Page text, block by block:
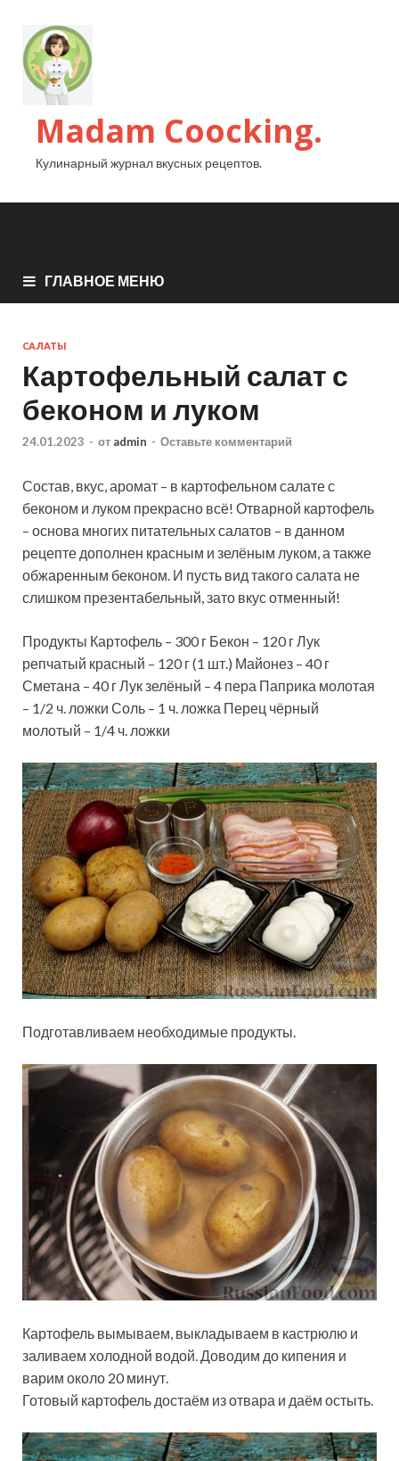
Madam Coocking.
Кулинарный журнал вкусных рецептов.
ГЛАВНОЕ МЕНЮ
САЛАТЫ
Картофельный салат с
беконом и луком
24.01.2023 - от admin - Оставьте комментарий
Состав, вкус, аромат – в картофельном салате с
беконом и луком прекрасно всё! Отварной картофель
– основа многих питательных салатов – в данном
рецепте дополнен красным и зелёным луком, а также
обжаренным беконом. И пусть вид такого салата не
слишком презентабельный, зато вкус отменный!
Продукты Картофель – 300 г Бекон – 120 г Лук
репчатый красный – 120 г (1 шт.) Майонез – 40 г
Сметана – 40 г Лук зелёный – 4 пера Паприка молотая
– 1/2 ч. ложки Соль – 1 ч. ложка Перец чёрный
молотый – 1/4 ч. ложки
Подготавливаем необходимые продукты.
Картофель вымываем, выкладываем в кастрюлю и
заливаем холодной водой. Доводим до кипения и
варим около 20 минут.
Готовый картофель достаём из отвара и даём остыть.